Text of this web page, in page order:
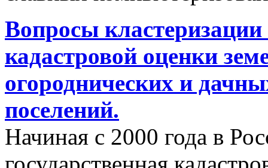
Вопросы кластеризации
кадастровой оценки
огороднических и
поселений.
Начиная с 2000 года в